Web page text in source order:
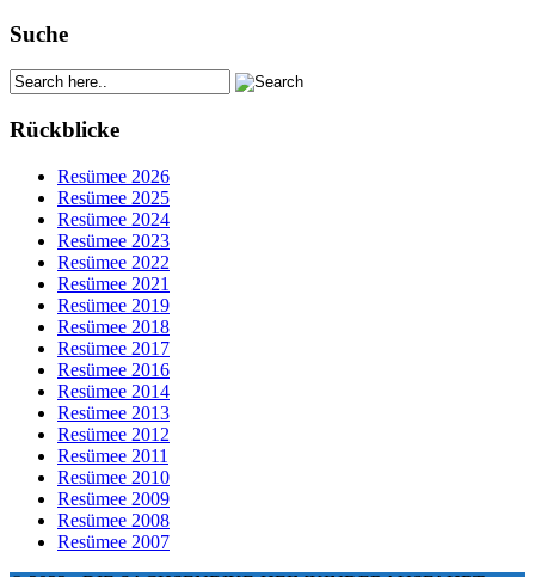
Suche
Rückblicke
Resümee 2026
Resümee 2025
Resümee 2024
Resümee 2023
Resümee 2022
Resümee 2021
Resümee 2019
Resümee 2018
Resümee 2017
Resümee 2016
Resümee 2014
Resümee 2013
Resümee 2012
Resümee 2011
Resümee 2010
Resümee 2009
Resümee 2008
Resümee 2007